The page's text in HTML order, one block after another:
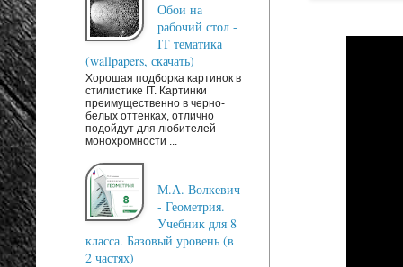
Обои на
рабочий стол -
IT тематика
(wallpapers, скачать)
Хорошая подборка картинок в
стилистике IT. Картинки
преимущественно в черно-
белых оттенках, отлично
подойдут для любителей
монохромности ...
М.А. Волкевич
- Геометрия.
Учебник для 8
класса. Базовый уровень (в
2 частях)